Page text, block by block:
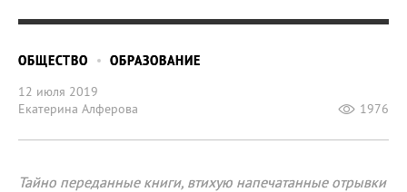
ОБЩЕСТВО
ОБРАЗОВАНИЕ
12 июля 2019
Екатерина Алферова
1976
Тайно переданные книги, втихую напечатанные отрывки